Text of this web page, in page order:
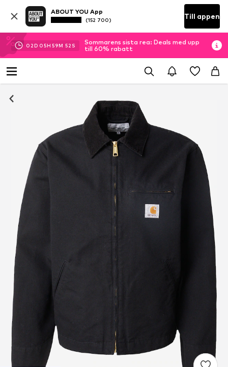
ABOUT YOU App
(152 700) Till appen
02D 05H 59M 51 S
Sommarens sista rea: Deals med upp
till 60% rabatt